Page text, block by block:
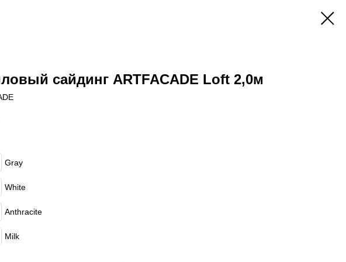
сайдинг ARTFACADE Loft 2,0м
Gray
White
Anthracite
Milk